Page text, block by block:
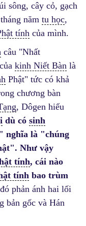
sông, cây cỏ, gạch
năm tu học,
tính của mình.
câu "Nhất
kinh Niết Bàn là
Phật" tức có khả
chương bàn
, Dôgen hiểu
dù có sinh
nghĩa là "chúng
Như vậy
tính, cái nào
tính bao trùm
phản ánh hai lối
bản gốc và Hán